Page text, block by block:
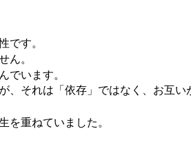
です。
。
でいます。
、それは「依存」ではなく、お互い
重ねていました。